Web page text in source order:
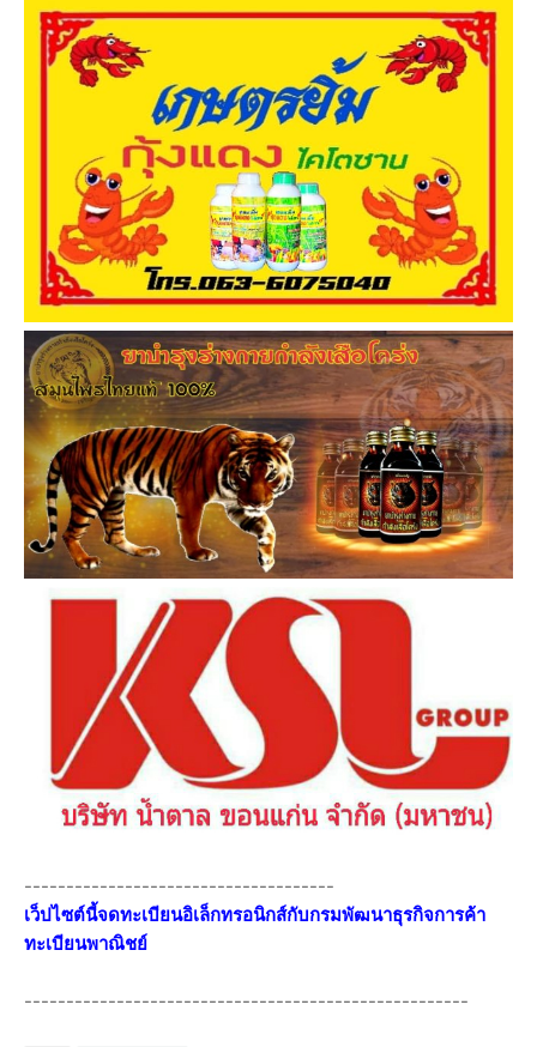
-------------------------------------
เว็ปไซต์นี้จดทะเบียนอิเล็กทรอนิกส์กับกรมพัฒนาธุรกิจการค้า
ทะเบียนพาณิชย์
-----------------------------------------------------